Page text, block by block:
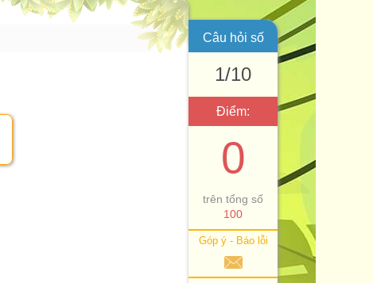
Câu hỏi số
1/10
Điểm:
0
trên tổng số
100
Góp ý - Báo lỗi